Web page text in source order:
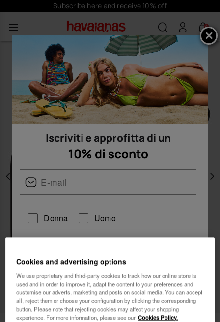
Subscribe here and receive 10% off
0
Precedente
Iscriviti e approfitta di un
10% di sconto
Donna Uomo
Privacy.
voglio un 10% di sconto
Cookies and advertising options
We use proprietary and third-party cookies to track how our online store is
used and in order to improve it, adapt the content to your preferences and
customise our adverts, marketing and posts on social media. You can accept
all, reject them or choose your configuration by clicking the corresponding
button. Please note that rejecting cookies may affect your shopping
experience. For more information, please see our Cookies Policy.